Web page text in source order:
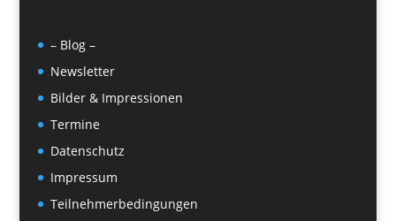
– Blog –
Newsletter
Bilder & Impressionen
Termine
Datenschutz
Impressum
Teilnehmerbedingungen